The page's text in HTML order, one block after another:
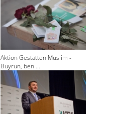
Aktion Gestatten Muslim -
Buyrun, ben ...